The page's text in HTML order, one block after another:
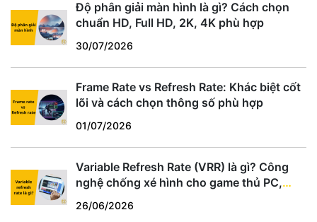
Độ phân giải màn hình là gì? Cách chọn
chuẩn HD, Full HD, 2K, 4K phù hợp
30/07/2026
Frame Rate vs Refresh Rate: Khác biệt cốt
lõi và cách chọn thông số phù hợp
01/07/2026
Variable Refresh Rate (VRR) là gì? Công
nghệ chống xé hình cho game thủ PC,
PS5, Xbox
26/06/2026